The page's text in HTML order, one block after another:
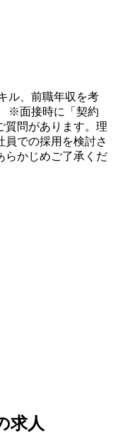
ル、前職年収を考
※面接時に「契約
質問があります。理
員での採用を検討さ
らかじめご了承くだ
求人